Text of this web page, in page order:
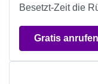
Besetzt-Zeit die
Gratis anrufen